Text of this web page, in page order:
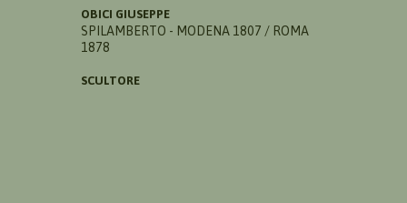
OBICI GIUSEPPE
SPILAMBERTO - MODENA 1807 / ROMA
1878
SCULTORE